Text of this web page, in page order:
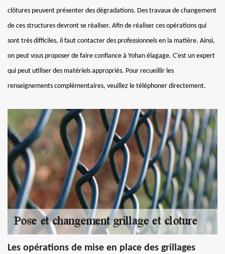
clôtures peuvent présenter des dégradations. Des travaux de changement
de ces structures devront se réaliser. Afin de réaliser ces opérations qui
sont très difficiles, il faut contacter des professionnels en la matière. Ainsi,
on peut vous proposer de faire confiance à Yohan élagage. C'est un expert
qui peut utiliser des matériels appropriés. Pour recueillir les
renseignements complémentaires, veuillez le téléphoner directement.
Les opérations de mise en place des grillages